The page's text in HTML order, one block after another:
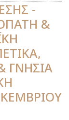
-
&
ΓΝΗΣΙΑ